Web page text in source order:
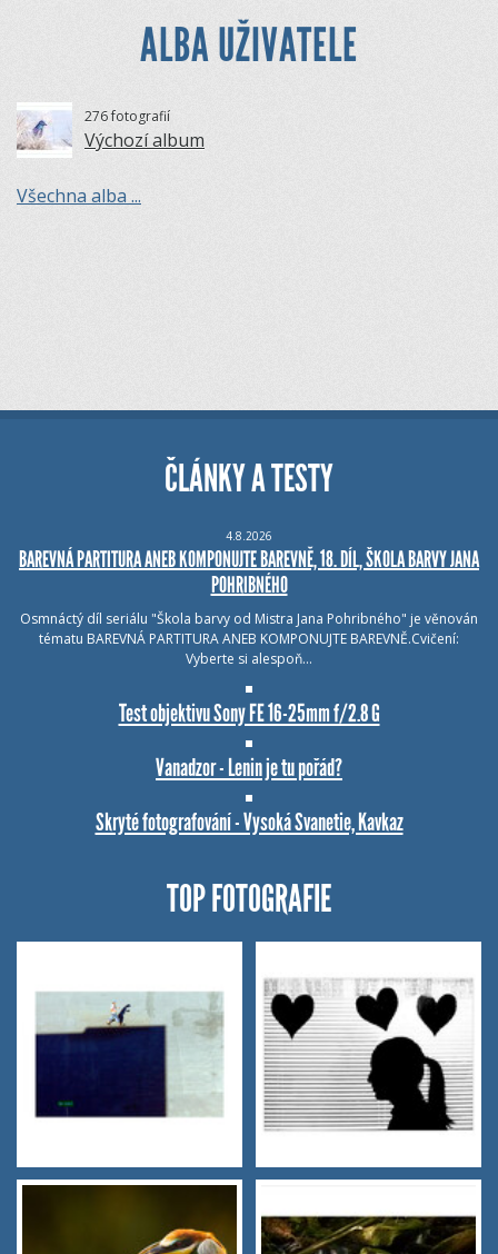
ALBA UŽIVATELE
276 fotografií
Výchozí album
Všechna alba ...
ČLÁNKY A TESTY
4.8.2026
BAREVNÁ PARTITURA ANEB KOMPONUJTE BAREVNĚ, 18. DÍL, ŠKOLA BARVY JANA
POHRIBNÉHO
Osmnáctý díl seriálu "Škola barvy od Mistra Jana Pohribného" je věnován
tématu BAREVNÁ PARTITURA ANEB KOMPONUJTE BAREVNĚ.Cvičení:
Vyberte si alespoň…
Test objektivu Sony FE 16-25mm f/2.8 G
Vanadzor - Lenin je tu pořád?
Skryté fotografování - Vysoká Svanetie, Kavkaz
TOP FOTOGRAFIE